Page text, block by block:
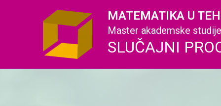
MATEMATIKA U
Master akademske studije
SLUČAJNI